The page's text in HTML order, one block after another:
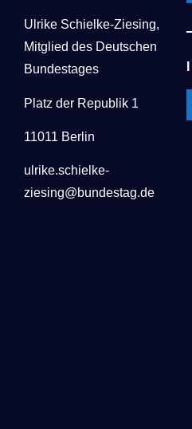
Ulrike Schielke-Ziesing,
Mitglied des Deutschen
Bundestages
Platz der Republik 1
11011 Berlin
ulrike.schielke-
ziesing@bundestag.de